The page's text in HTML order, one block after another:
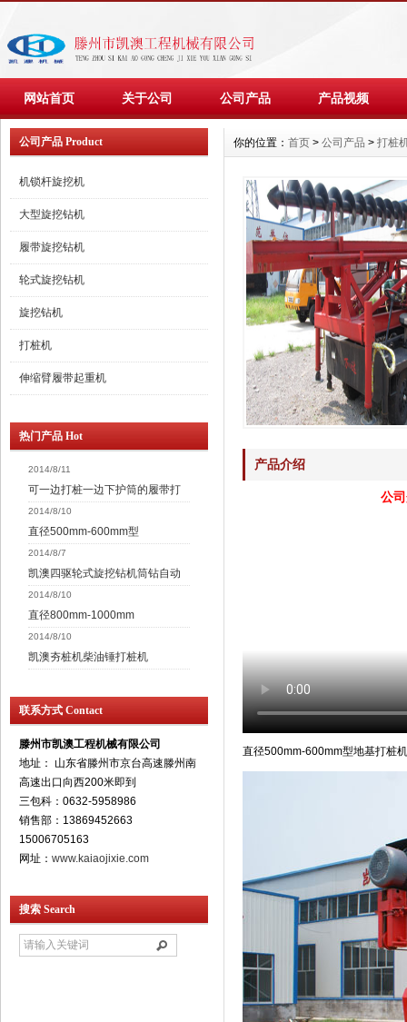
网站首页 关于公司 公司产品 产品视频
你的位置： 首页 > 公司产品 > 打桩
产品介绍
公
直径500mm-600mm型地基打桩
公司产品 Product
机锁杆旋挖机
大型旋挖钻机
履带旋挖钻机
轮式旋挖钻机
旋挖钻机
打桩机
伸缩臂履带起重机
热门产品 Hot
2014/8/11
可一边打桩一边下护筒的履带打
2014/8/10
直径500mm-600mm型
2014/8/7
凯澳四驱轮式旋挖钻机筒钻自动
2014/8/10
直径800mm-1000mm
2014/8/10
凯澳夯桩机柴油锤打桩机
联系方式 Contact
滕州市凯澳工程机械有限公司
地址： 山东省滕州市京台高速滕州南
高速出口向西200米即到
三包科：0632-5958986
销售部：13869452663
15006705163
网址： www.kaiaojixie.com
搜索 Search